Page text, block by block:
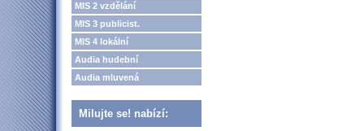
MIS 2 vzdělání
MIS 3 publicist.
MIS 4 lokální
Audia hudební
Audia mluvená
Milujte se! nabízí: